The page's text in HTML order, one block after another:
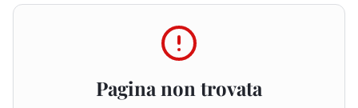
Pagina non trovata